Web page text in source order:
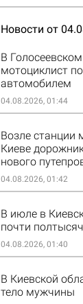
Новости от
В
мотоциклист
автомобилем
04.08.2026, 01:44
Возле станции
Киеве
нового
04.08.2026, 01:42
В июле в
почти
04.08.2026, 01:40
В Киевской
тело мужчины